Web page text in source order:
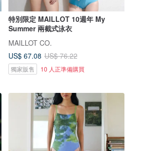
特別限定 MAILLOT 10週年 My
Summer 兩截式泳衣
MAILLOT CO.
US$ 67.08 US$ 76.22
獨家販售 10 人正準備購買